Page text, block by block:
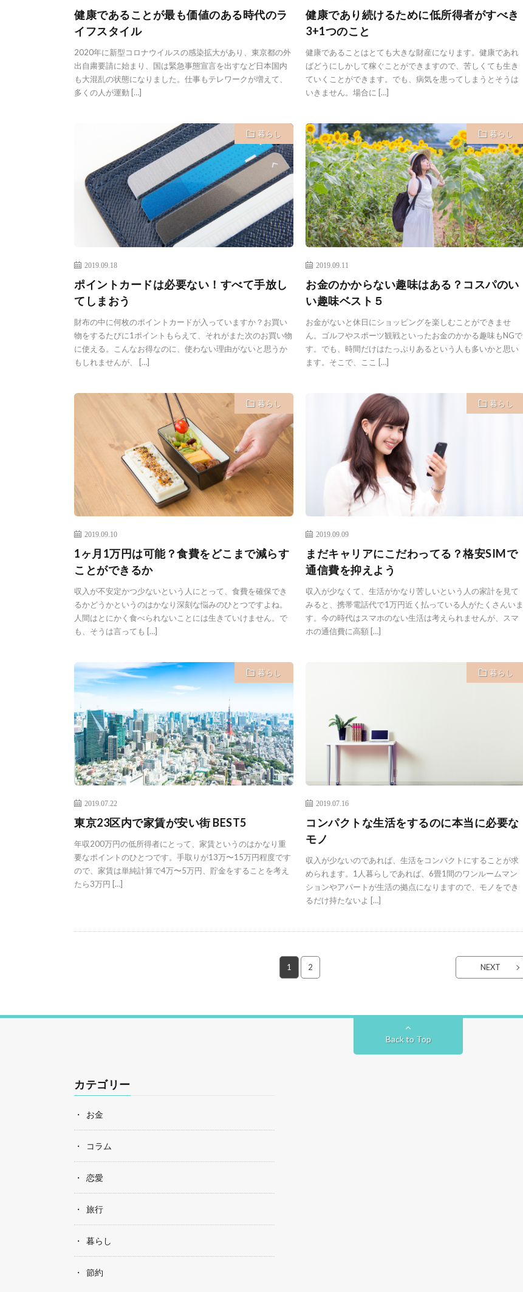
健康であることが最も価値のある時代のラ
イフスタイル
2020年に新型コロナウイルスの感染拡大があり、東京都の外
出自粛要請に始まり、国は緊急事態宣言を出すなど日本国内
も大混乱の状態になりました。仕事もテレワークが増えて、
多くの人が運動 […]
健康であり続けるために低所得者がすべき
3+1つのこと
健康であることはとても大きな財産になります。健康であれ
ばどうにしかして稼ぐことができますので、苦しくても生き
ていくことができます。でも、病気を患ってしまうとそうは
いきません。場合に […]
暮らし
2019.09.18
ポイントカードは必要ない！すべて手放し
てしまおう
財布の中に何枚のポイントカードが入っていますか？お買い
物をするたびに1ポイントもらえて、それがまた次のお買い物
に使える。こんなお得なのに、使わない理由がないと思うか
もしれませんが、 […]
暮らし
2019.09.11
お金のかからない趣味はある？コスパのい
い趣味ベスト５
お金がないと休日にショッピングを楽しむことができませ
ん。ゴルフやスポーツ観戦といったお金のかかる趣味もNGで
す。でも、時間だけはたっぷりあるという人も多いかと思い
ます。そこで、ここ […]
暮らし
2019.09.10
1ヶ月1万円は可能？食費をどこまで減らす
ことができるか
収入が不安定かつ少ないという人にとって、食費を確保でき
るかどうかというのはかなり深刻な悩みのひとつですよね。
人間はとにかく食べられないことには生きていけません。で
も、そうは言っても […]
暮らし
2019.09.09
まだキャリアにこだわってる？格安SIMで
通信費を抑えよう
収入が少なくて、生活がかなり苦しいという人の家計を見て
みると、携帯電話代で1万円近く払っている人がたくさんいま
す。今の時代はスマホのない生活は考えられませんが、スマ
ホの通信費に高額 […]
暮らし
2019.07.22
東京23区内で家賃が安い街 BEST5
年収200万円の低所得者にとって、家賃というのはかなり重
要なポイントのひとつです。手取りが13万〜15万円程度です
ので、家賃は単純計算で4万〜5万円、貯金をすることを考え
たら3万円 […]
暮らし
2019.07.16
コンパクトな生活をするのに本当に必要な
モノ
収入が少ないのであれば、生活をコンパクトにすることが求
められます。1人暮らしであれば、6畳1間のワンルームマン
ションやアパートが生活の拠点になりますので、モノをでき
るだけ持たないよ […]
1 2 NEXT
Back to Top
カテゴリー
お金
コラム
恋愛
旅行
暮らし
節約